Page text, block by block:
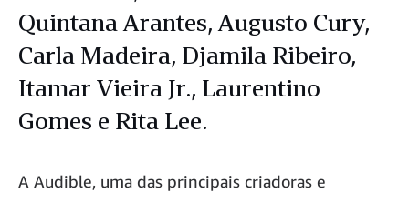
Quintana Arantes, Augusto Cury,
Carla Madeira, Djamila Ribeiro,
Itamar Vieira Jr., Laurentino
Gomes e Rita Lee.
A Audible, uma das principais criadoras e